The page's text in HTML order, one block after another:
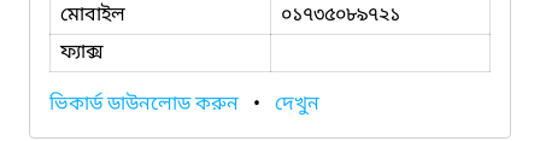
মোবাইল
০১৭৩৫০৮৯৭২১
ফ্যাক্স
ভিকার্ড ডাউনলোড করুন • দেখুন